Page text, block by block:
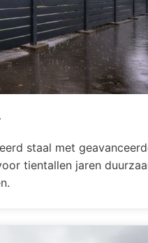
staal met
tientallen jaren